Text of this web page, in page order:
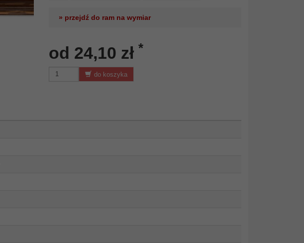
» przejdź do ram na wymiar
od 24,10 zł *
do koszyka